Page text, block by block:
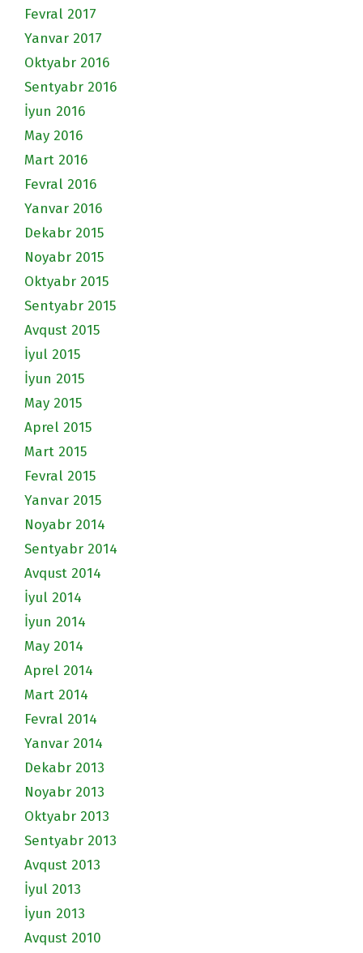
Fevral 2017
Yanvar 2017
Oktyabr 2016
Sentyabr 2016
İyun 2016
May 2016
Mart 2016
Fevral 2016
Yanvar 2016
Dekabr 2015
Noyabr 2015
Oktyabr 2015
Sentyabr 2015
Avqust 2015
İyul 2015
İyun 2015
May 2015
Aprel 2015
Mart 2015
Fevral 2015
Yanvar 2015
Noyabr 2014
Sentyabr 2014
Avqust 2014
İyul 2014
İyun 2014
May 2014
Aprel 2014
Mart 2014
Fevral 2014
Yanvar 2014
Dekabr 2013
Noyabr 2013
Oktyabr 2013
Sentyabr 2013
Avqust 2013
İyul 2013
İyun 2013
Avqust 2010